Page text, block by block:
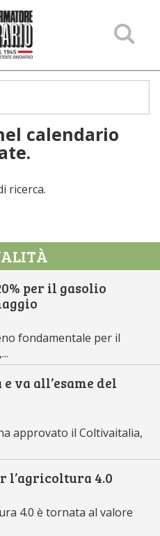
calendario
ricerca.
per il gasolio
fondamentale per il
va all’esame del
approvato il Coltivaitalia,
l’agricoltura 4.0
4.0 è tornata al valore